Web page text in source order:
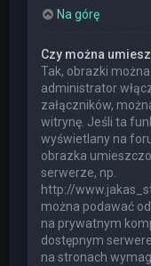
Na górę
Czy można
Tak, obrazki
administrator
załączników,
witrynę. Jeśli ta
wyświetlany na
obrazka
serwerze, np.
http://
można podawać
na prywatnym
dostępnym
na stronach